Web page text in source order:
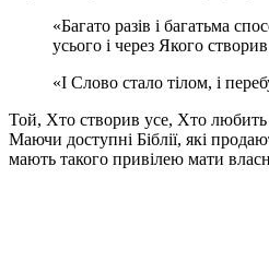
«Багато разів і багатьма
усього і через Якого
«І Слово стало тілом, і
Той, Хто створив усе, Хто
Маючи доступні Біблії, які
мають такого привілею мати